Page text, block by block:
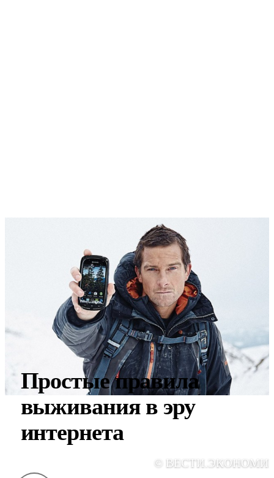
Простые правила
выживания в эру
интернета
©